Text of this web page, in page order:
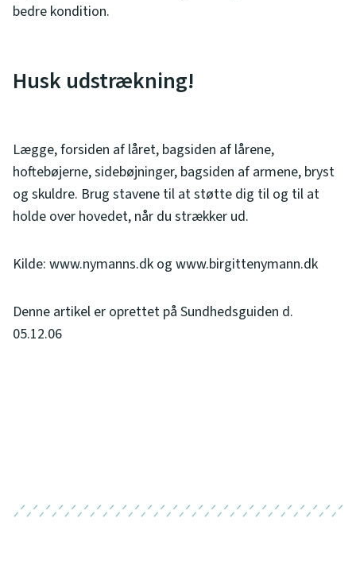
bedre kondition.
Husk udstrækning!
Lægge, forsiden af låret, bagsiden af lårene,
hoftebøjerne, sidebøjninger, bagsiden af armene, bryst
og skuldre. Brug stavene til at støtte dig til og til at
holde over hovedet, når du strækker ud.
Kilde: www.nymanns.dk og www.birgittenymann.dk
Denne artikel er oprettet på Sundhedsguiden d.
05.12.06